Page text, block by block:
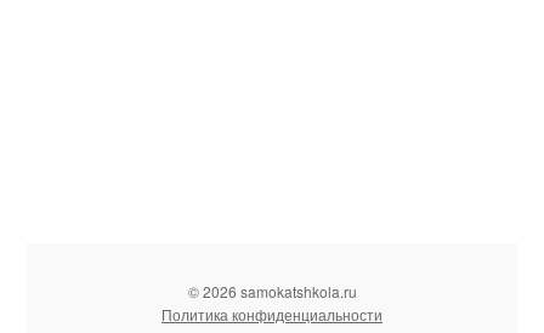
© 2026 samokatshkola.ru
Политика конфиденциальности